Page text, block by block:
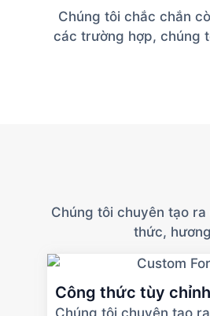
Chúng tôi chắc chắn
các trường hợp, chúng
Chúng tôi chuyên tạo
thức,
Công thức tùy chỉnh